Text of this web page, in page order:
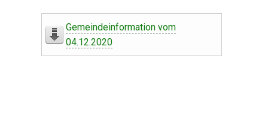
Gemeindeinformation vom
04.12.2020